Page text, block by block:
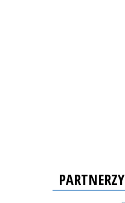
PARTNERZY